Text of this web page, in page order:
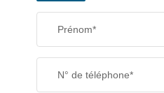
Prénom*
N° de téléphone*